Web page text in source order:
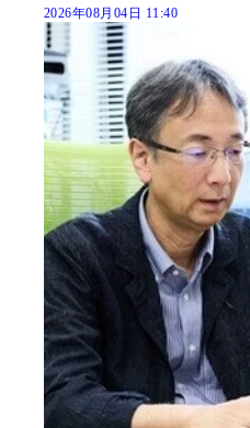
2026年08月04日 11:40